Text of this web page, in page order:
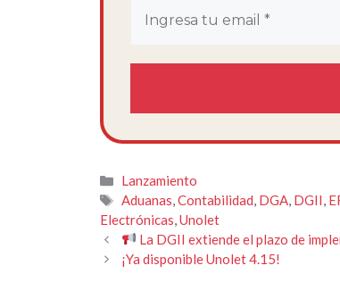
Categorías
Lanzamiento
Etiquetas
Aduanas,Contabilidad, DGA, DGII,
Electrónicas,Unolet
La DGII extiende el plazo de
¡Ya disponible Unolet 4.15!